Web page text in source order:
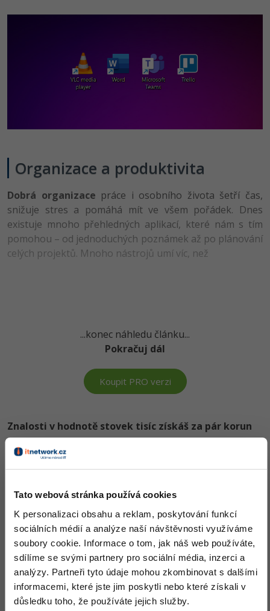
Tato webová stránka používá cookies
K personalizaci obsahu a reklam, poskytování funkcí
sociálních médií a analýze naší návštěvnosti využíváme
soubory cookie. Informace o tom, jak náš web používáte,
sdílíme se svými partnery pro sociální média, inzerci a
analýzy. Partneři tyto údaje mohou zkombinovat s dalšími
informacemi, které jste jim poskytli nebo které získali v
důsledku toho, že používáte jejich služby.
Databázový analytik
Copywriter
Návrh SW -80%
Algoritmy
Fórum
Google Dokumenty
Kybernetická bezpečnost
Elektronický podpis
-80%
Adobe Illustrator -80%
Adobe XD -15%
Adobe InDesign
Adobe After Effects
Blender -80%
Inkscape
Fotografování -80%
Příběhy absolventů
Organizace a produktivita
Dobrá organizace práce i osobního života šetří čas,
snižuje stres a pomáhá mít ve všem pořádek. Dnes
existuje mnoho přehledných aplikací, které nám s tím
pomohou – od jednoduchých poznámek až po plánování
celých projektů. Mnoho nástrojů umí víc, než
...konec náhledu článku...
Pokračuj dál
Koupit PRO verzi
Znalosti v hodnotě stovek tisíc získáš za pár korun
Došel jsi až sem a to je super! Věříme, že ti první lekce
Obsah článku spadá pod licenciPremium, koupí článku souhlasíš
sesmluvními podmínkami.
Co od nás v dalších lekcích dostaneš?
Přístup k jednotlivým lekcím dle způsobu pořízení.